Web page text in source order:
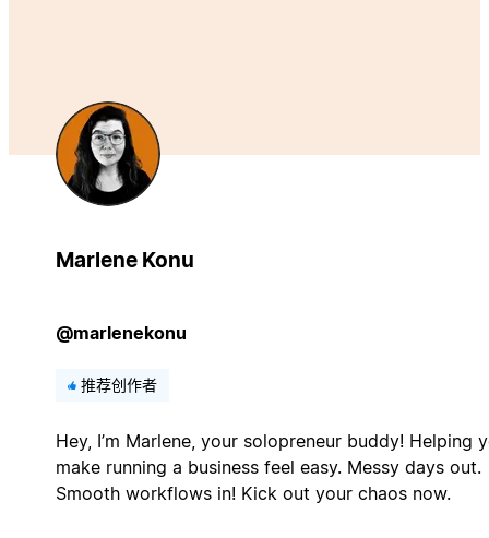
Marlene Konu
@marlenekonu
推荐创作者
Hey, I’m Marlene, your solopreneur buddy! Helping
make running a business feel easy. Messy days out.
Smooth workflows in! Kick out your chaos now.